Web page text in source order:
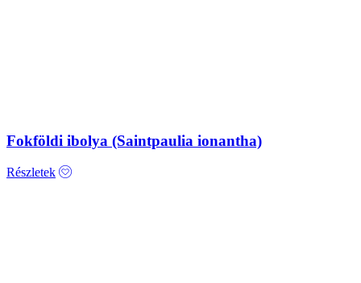
Fokföldi ibolya (Saintpaulia ionantha)
Részletek